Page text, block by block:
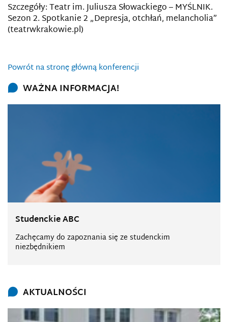
Szczegóły: Teatr im. Juliusza Słowackiego – MYŚLNIK.
Sezon 2. Spotkanie 2 „Depresja, otchłań, melancholia”
(teatrwkrakowie.pl)
Powrót na stronę główną konferencji
WAŻNA INFORMACJA!
Studenckie ABC
Zachęcamy do zapoznania się ze studenckim
niezbędnikiem
AKTUALNOŚCI